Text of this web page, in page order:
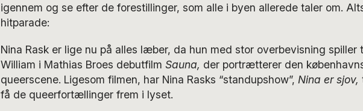
igennem og se efter de forestillinger, som alle i byen allerede taler om.
hitparade:
Nina Rask er lige nu på alles læber, da hun med stor overbevisning spiller
William i Mathias Broes debutfilm Sauna, der portrætterer den
queerscene. Ligesom filmen, har Nina Rasks “standupshow”, Nina er sjov,
få de queerfortællinger frem i lyset.